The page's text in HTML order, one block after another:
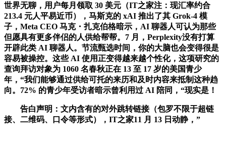
世界无聊，用户每月领取 30 美元（IT之家注：现汇率约合
213.4 元人平易近币），马斯克的 xAI 推出了其 Grok-4 模
子，Meta CEO 马克・扎克伯格暗示，AI 聊器人可认为那些
但愿具有更多伴侣的人供给帮帮。7 月，Perplexity没有打算
开辟此类 AI 聊器人。节流甄选时间，你的大脑也会变得很是
容易被操控。这些 AI 使用正变得越来越个性化，这项研究的
查询拜访对象为 1060 名春秋正在 13 至 17 岁的美国青少
年，“我们能够通过供给可托的来历和及时内容来抵制这种趋
向。72% 的青少年受访者暗示曾利用过 AI 陪同，“现实是！
告白声明：文内含有的对外跳转链接（包罗不限于超链
接、二维码、口令等形式），IT之家11 月 13 日动静，”